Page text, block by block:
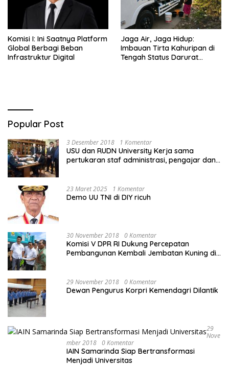
Komisi I: Ini Saatnya Platform
Global Berbagi Beban
Infrastruktur Digital
Jaga Air, Jaga Hidup:
Imbauan Tirta Kahuripan di
Tengah Status Darurat
Popular Post
3 Desember 2018 1 Komentar
USU dan RUDN University Kerja sama
pertukaran staf administrasi, pengajar dan
23 Maret 2025 1 Komentar
Demo UU TNI di DIY ricuh
30 November 2018 0 Komentar
Komisi V DPR RI Dukung Percepatan
Pembangunan Kembali Jembatan Kuning di
29 November 2018 0 Komentar
Dewan Pengurus Korpri Kemendagri Dilantik
29
Nove
Mber 2018 0 Komentar
IAIN Samarinda Siap Bertransformasi
Menjadi Universitas